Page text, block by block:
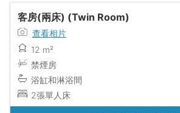
客房(兩床) (Twin Room)
查看相片
12 m²
禁煙房
浴缸和淋浴間
2張單人床